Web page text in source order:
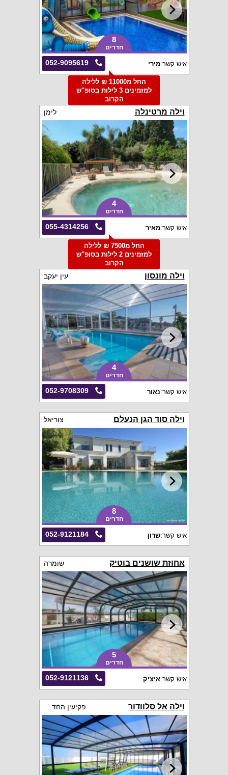
8
חדרים
052-9095619 איש קשר:מירי
החל מ11000 ₪ ללילה
למזמינים 3 לילות בסופ"ש
הקרוב
וילה מרטינלה לימן
4
חדרים
055-4314256 איש קשר:מאיר
החל מ7500 ₪ ללילה
למזמינים 2 לילות בסופ"ש
הקרוב
וילה מונסון עין יעקב
4
חדרים
052-9708309 איש קשר:נאור
וילה סוד הגן הנעלם צוריאל
8
חדרים
052-9121184 איש קשר:שרון
אחוזת שושנים בוטיק שומרה
5
חדרים
052-9121136 איש קשר:איציק
וילה אל סלוודור